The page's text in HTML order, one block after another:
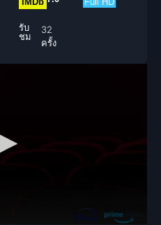
รับ
ชม
32
ครั้ง